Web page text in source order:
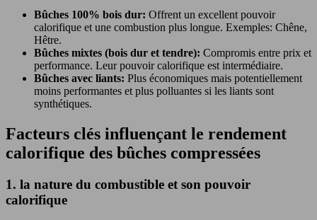
Bûches 100% bois dur: Offrent un excellent pouvoir
calorifique et une combustion plus longue. Exemples: Chêne,
Hêtre.
Bûches mixtes (bois dur et tendre): Compromis entre prix et
performance. Leur pouvoir calorifique est intermédiaire.
Bûches avec liants: Plus économiques mais potentiellement
moins performantes et plus polluantes si les liants sont
synthétiques.
Facteurs clés influençant le rendement
calorifique des bûches compressées
1. la nature du combustible et son pouvoir
calorifique